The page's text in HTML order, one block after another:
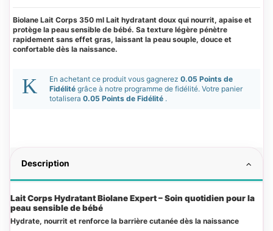
Biolane Lait Corps 350 ml Lait hydratant doux qui nourrit, apaise et
protège la peau sensible de bébé. Sa texture légère pénètre
rapidement sans effet gras, laissant la peau souple, douce et
confortable dès la naissance.
En achetant ce produit vous gagnerez 0.05 Points de
Fidélité grâce à notre programme de fidélité. Votre panier
totalisera 0.05 Points de Fidélité .
Description
Lait Corps Hydratant Biolane Expert – Soin quotidien pour la
peau sensible de bébé
Hydrate, nourrit et renforce la barrière cutanée dès la naissance